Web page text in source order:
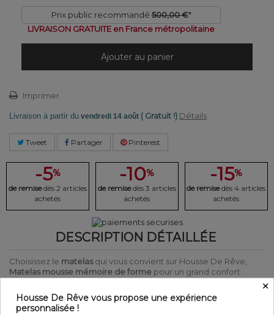
Prix public recommandé 500,00 €*
LIVRAISON GRATUITE en France métropolitaine
Ajouter au panier
Imprimer
Livraison à partir du vendredi 14 août ( Gratuit !) Détails
Tweet Partager Pinterest
-5%
de remise dès 2 articles
achetés
-10%
de remise dès 3 articles
achetés
-15%
de remise dès 4 articles
achetés
DESCRIPTION DÉTAILLÉE
Choisissez le matelasqui vous convient sur Housse De Rêve,
Matelas mousse mémoire de forme pour un grand confort.
un confort optimum.
Couchage ferme, acceuil moelleux.
×
Housse De Rêve vous propose une expérience
personnalisée !